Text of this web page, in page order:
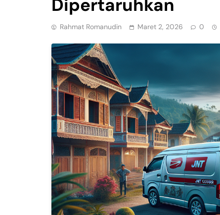
Dipertaruhkan
Rahmat Romanudin Maret 2, 2026 0